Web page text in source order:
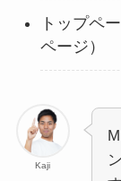
トップペ
ページ）
Kaji